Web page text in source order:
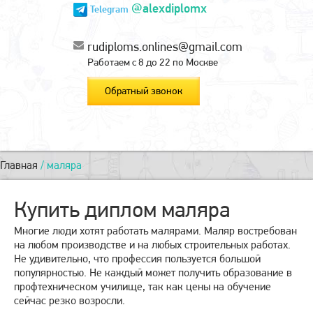
Telegram @alexdiplomx
rudiploms.onlines@gmail.com
Работаем с 8 до 22 по Москве
Обратный звонок
Главная / маляра
Купить диплом маляра
Многие люди хотят работать малярами. Маляр востребован
на любом производстве и на любых строительных работах.
Не удивительно, что профессия пользуется большой
популярностью. Не каждый может получить образование в
профтехническом училище, так как цены на обучение
сейчас резко возросли.